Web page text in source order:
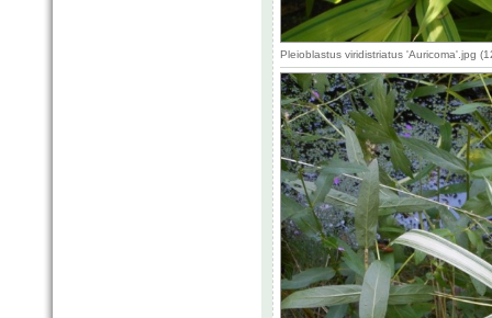
Pleioblastus viridistriatus 'Auricoma'.jpg